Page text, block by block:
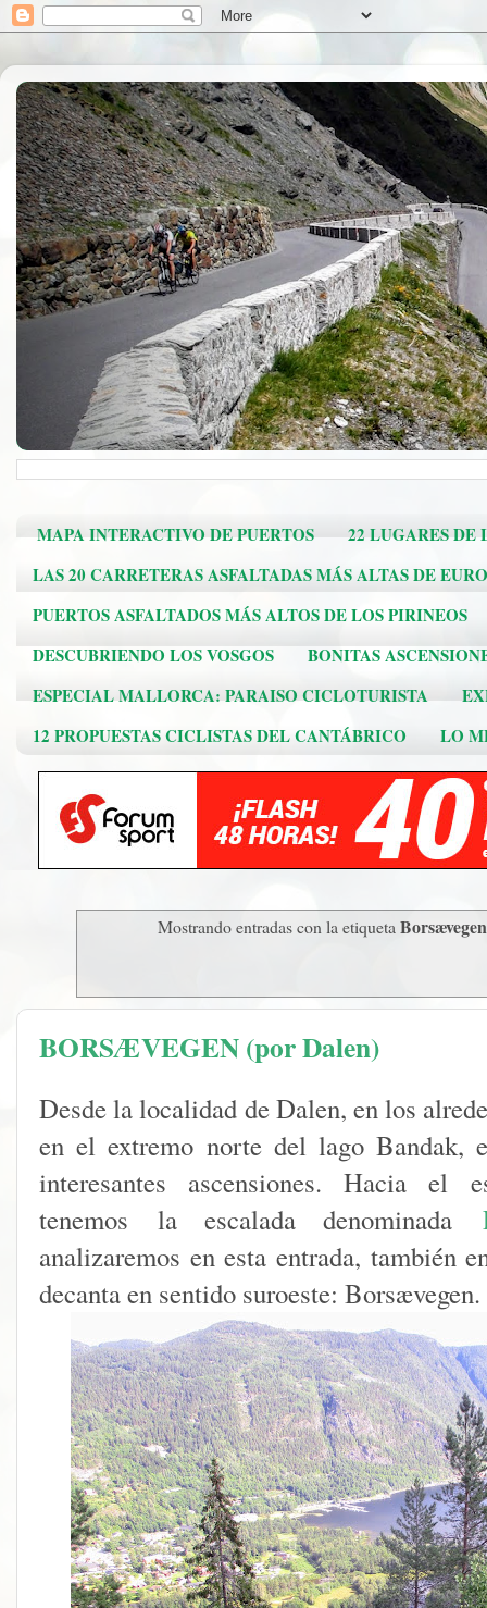
MAPA INTERACTIVO DE PUERTOS
22 LUGARES DE
LAS 20 CARRETERAS ASFALTADAS MÁS ALTAS DE
PUERTOS ASFALTADOS MÁS ALTOS DE LOS PIRINEOS
DESCUBRIENDO LOS VOSGOS
BONITAS
ESPECIAL MALLORCA: PARAISO CICLOTURISTA
12 PROPUESTAS CICLISTAS DEL CANTÁBRICO
LO
Mostrando entradas con la etiqueta Borsævegen
BORSÆVEGEN (por Dalen)
Desde la localidad de Dalen, en los
en el extremo norte del lago Bandak,
interesantes ascensiones. Hacia
tenemos la escalada denominada
analizaremos en esta entrada, también
decanta en sentido suroeste: Borsævegen.